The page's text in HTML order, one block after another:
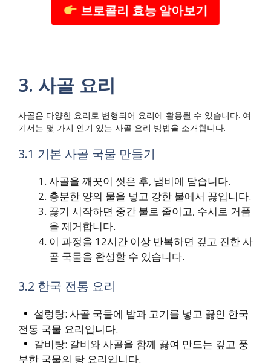
브로콜리 효능 알아보기
3. 사골 요리
사골은 다양한 요리로 변형되어 요리에 활용될 수 있습니다. 여
기서는 몇 가지 인기 있는 사골 요리 방법을 소개합니다.
3.1 기본 사골 국물 만들기
사골을 깨끗이 씻은 후, 냄비에 담습니다.
충분한 양의 물을 넣고 강한 불에서 끓입니다.
끓기 시작하면 중간 불로 줄이고, 수시로 거품
을 제거합니다.
이 과정을 12시간 이상 반복하면 깊고 진한 사
골 국물을 완성할 수 있습니다.
3.2 한국 전통 요리
설렁탕: 사골 국물에 밥과 고기를 넣고 끓인 한국
전통 국물 요리입니다.
갈비탕: 갈비와 사골을 함께 끓여 만드는 깊고 풍
부한 국물의 탕 요리입니다.